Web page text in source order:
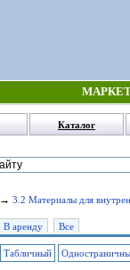
Каталог
→ 3.2 Материалы для
В аренду Все
Табличный